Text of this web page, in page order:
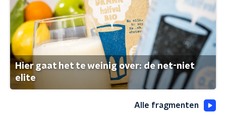
Hier gaat het te weinig over: de net-niet
elite
Alle fragmenten